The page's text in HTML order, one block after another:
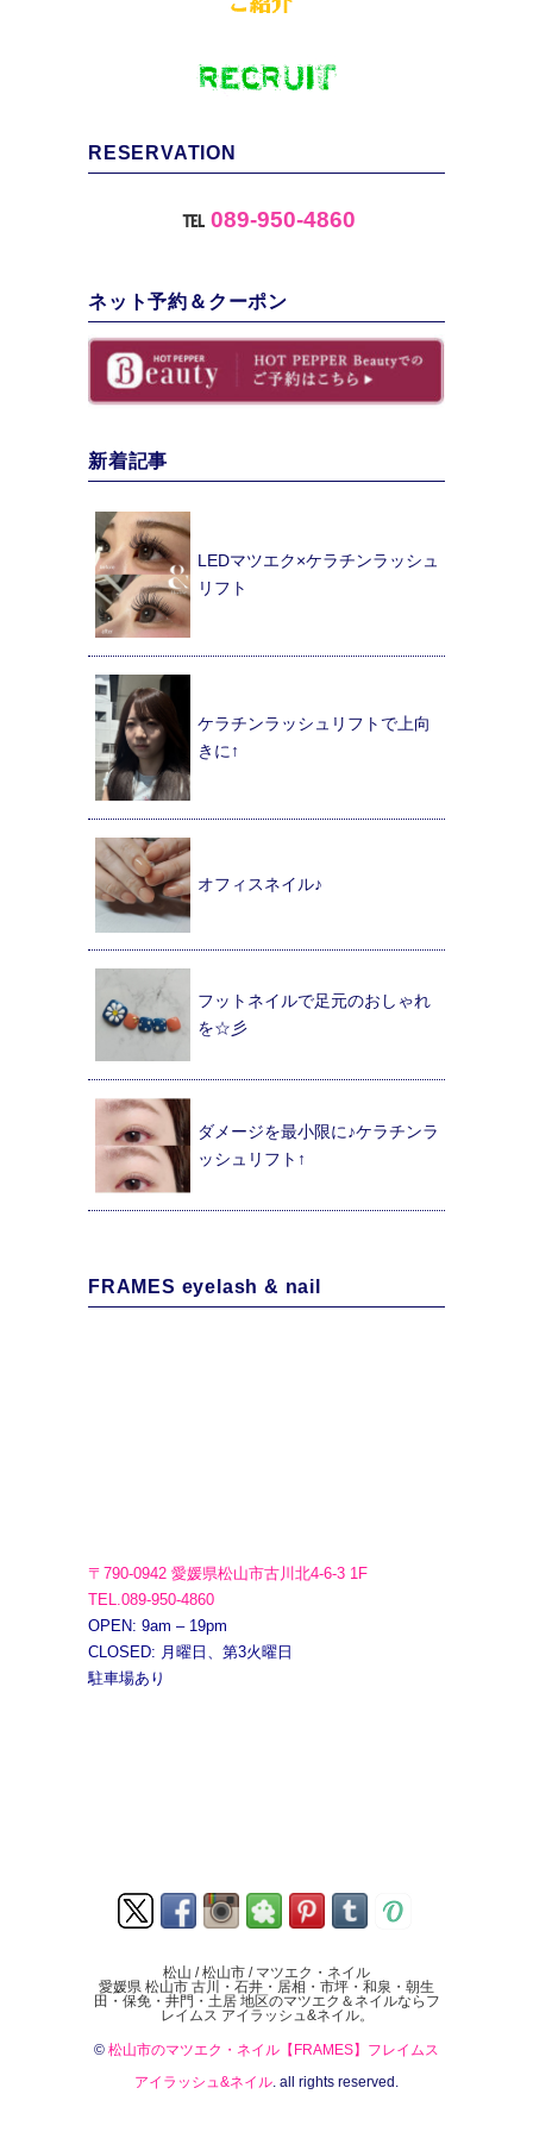
RESERVATION
℡ 089-950-4860
ネット予約＆クーポン
新着記事
LEDマツエク×ケラチンラッシュ
リフト
ケラチンラッシュリフトで上向
きに↑
オフィスネイル♪
フットネイルで足元のおしゃれ
を☆彡
ダメージを最小限に♪ケラチンラ
ッシュリフト↑
FRAMES eyelash & nail
〒790-0942 愛媛県松山市古川北4-6-3 1F
TEL.089-950-4860
OPEN: 9am – 19pm
CLOSED: 月曜日、第3火曜日
駐車場あり
松山 / 松山市 / マツエク・ネイル
愛媛県 松山市 古川・石井・居相・市坪・和泉・朝生
田・保免・井門・土居 地区のマツエク＆ネイルならフ
レイムス アイラッシュ&ネイル。
© 松山市のマツエク・ネイル【FRAMES】フレイムス
アイラッシュ&ネイル. all rights reserved.